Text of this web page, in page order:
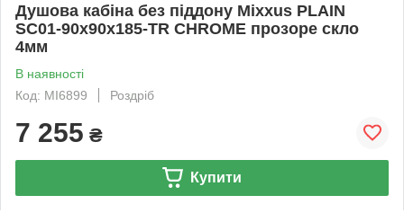
Душова кабіна без піддону Mixxus PLAIN
SC01-90x90x185-TR CHROME прозоре скло
4мм
В наявності
Код: MI6899
Роздріб
7 255 ₴
Купити